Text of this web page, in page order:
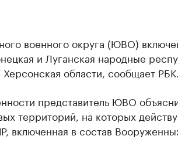
военного округа (ЮВО)
и Луганская народные
области, сообщает РБК.
представитель ЮВО
территорий, на которых
включенная в состав